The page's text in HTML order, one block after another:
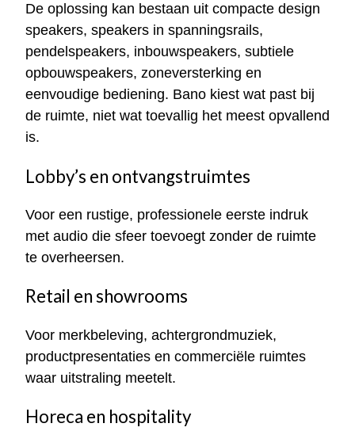
De oplossing kan bestaan uit compacte design
speakers, speakers in spanningsrails,
pendelspeakers, inbouwspeakers, subtiele
opbouwspeakers, zoneversterking en
eenvoudige bediening. Bano kiest wat past bij
de ruimte, niet wat toevallig het meest opvallend
is.
Lobby’s en ontvangstruimtes
Voor een rustige, professionele eerste indruk
met audio die sfeer toevoegt zonder de ruimte
te overheersen.
Retail en showrooms
Voor merkbeleving, achtergrondmuziek,
productpresentaties en commerciële ruimtes
waar uitstraling meetelt.
Horeca en hospitality